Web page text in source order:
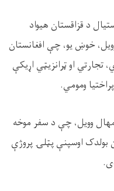
د قزاقستان هيواد
خوښ يو، چې افغانستان
تجارتي او ټرانزيټي اړيکې
ومومي.
وويل، چې د سفر موخه
اوسپنې پټلۍ پروژې
.